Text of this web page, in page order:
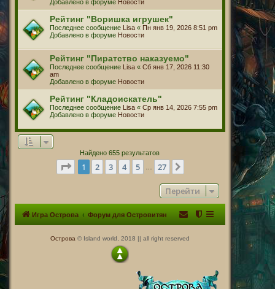
Добавлено в форуме Новости
Рейтинг "Воришка игрушек"
Последнее сообщение Lisa « Пн янв 19, 2026 8:51 pm
Добавлено в форуме Новости
Рейтинг "Пиратство наказуемо"
Последнее сообщение Lisa « Сб янв 17, 2026 11:30
am
Добавлено в форуме Новости
Рейтинг "Кладоискатель"
Последнее сообщение Lisa « Ср янв 14, 2026 7:55 pm
Добавлено в форуме Новости
Найдено 655 результатов
Страница из 27
1 2 3 4 5 27
Перейти
Игра Острова Форум для Островитян
Острова © Island world, 2018 || all right reserved